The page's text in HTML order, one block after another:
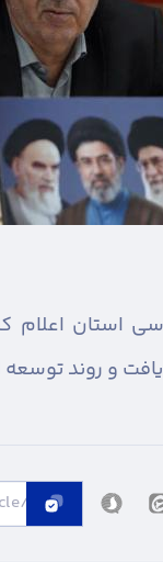
استان اعلام
و روند